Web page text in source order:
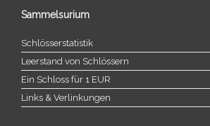
Sammelsurium
Schlösserstatistik
Leerstand von Schlössern
Ein Schloss für 1 EUR
Links & Verlinkungen